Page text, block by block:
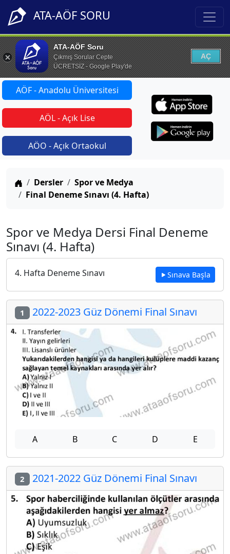
ATA-AÖF SORU
ATA-AÖF Soru
Çıkmış Sorular Cepte
ÜCRETSİZ - Google Play'de
AÇ
AÖF - Anadolu Üniversitesi
AÖL - Açık Lise
AÖO - Açık Ortaokul
Anasayfa
Dersler
Spor ve Medya
Final Deneme Sınavı (4. Hafta)
Spor ve Medya Dersi Final Deneme
Sınavı (4. Hafta)
4. Hafta Deneme Sınavı Sınava Başla
1 2022-2023 Güz Dönemi Final Sınavı
A B C D E
2 2021-2022 Güz Dönemi Final Sınavı